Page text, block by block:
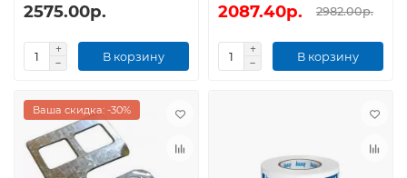
2575.00р.
В корзину
2087.40р. 2982.00р.
В корзину
Ваша скидка: -30%